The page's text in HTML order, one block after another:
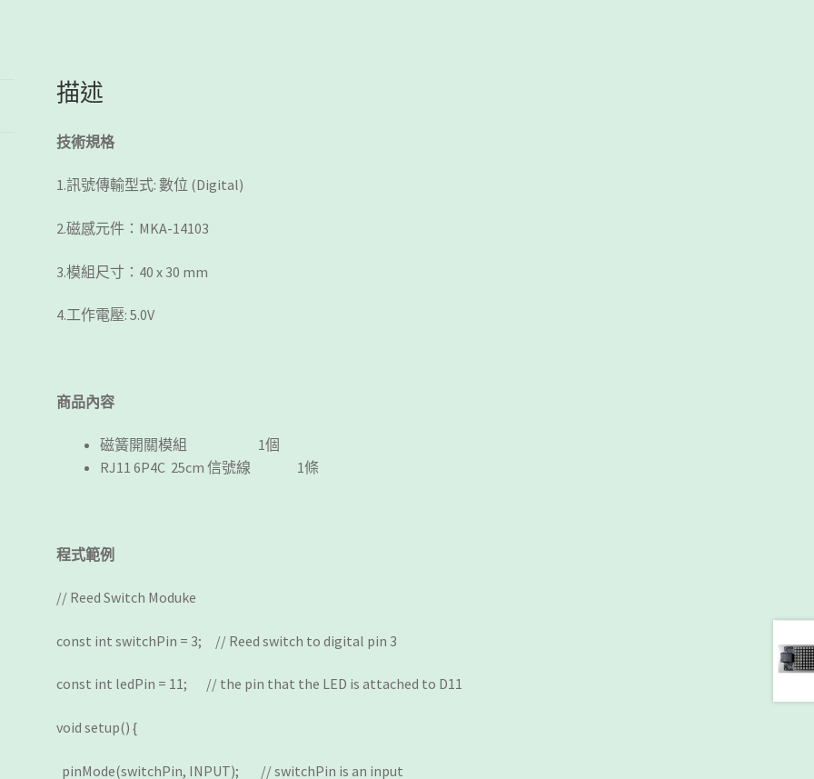
描述
技術規格
1.訊號傳輸型式: 數位 (Digital)
2.磁感元件：MKA-14103
3.模組尺寸：40 x 30 mm
4.工作電壓: 5.0V
商品內容
磁簧開關模組 1個
RJ11 6P4C 25cm 信號線 1條
程式範例
// Reed Switch Moduke
const int switchPin = 3; // Reed switch to digital pin 3
const int ledPin = 11; // the pin that the LED is attached to D11
void setup() {
pinMode(switchPin, INPUT); // switchPin is an input